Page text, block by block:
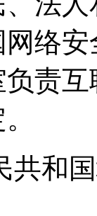
网络
责
共和